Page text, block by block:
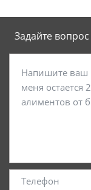
Задайте